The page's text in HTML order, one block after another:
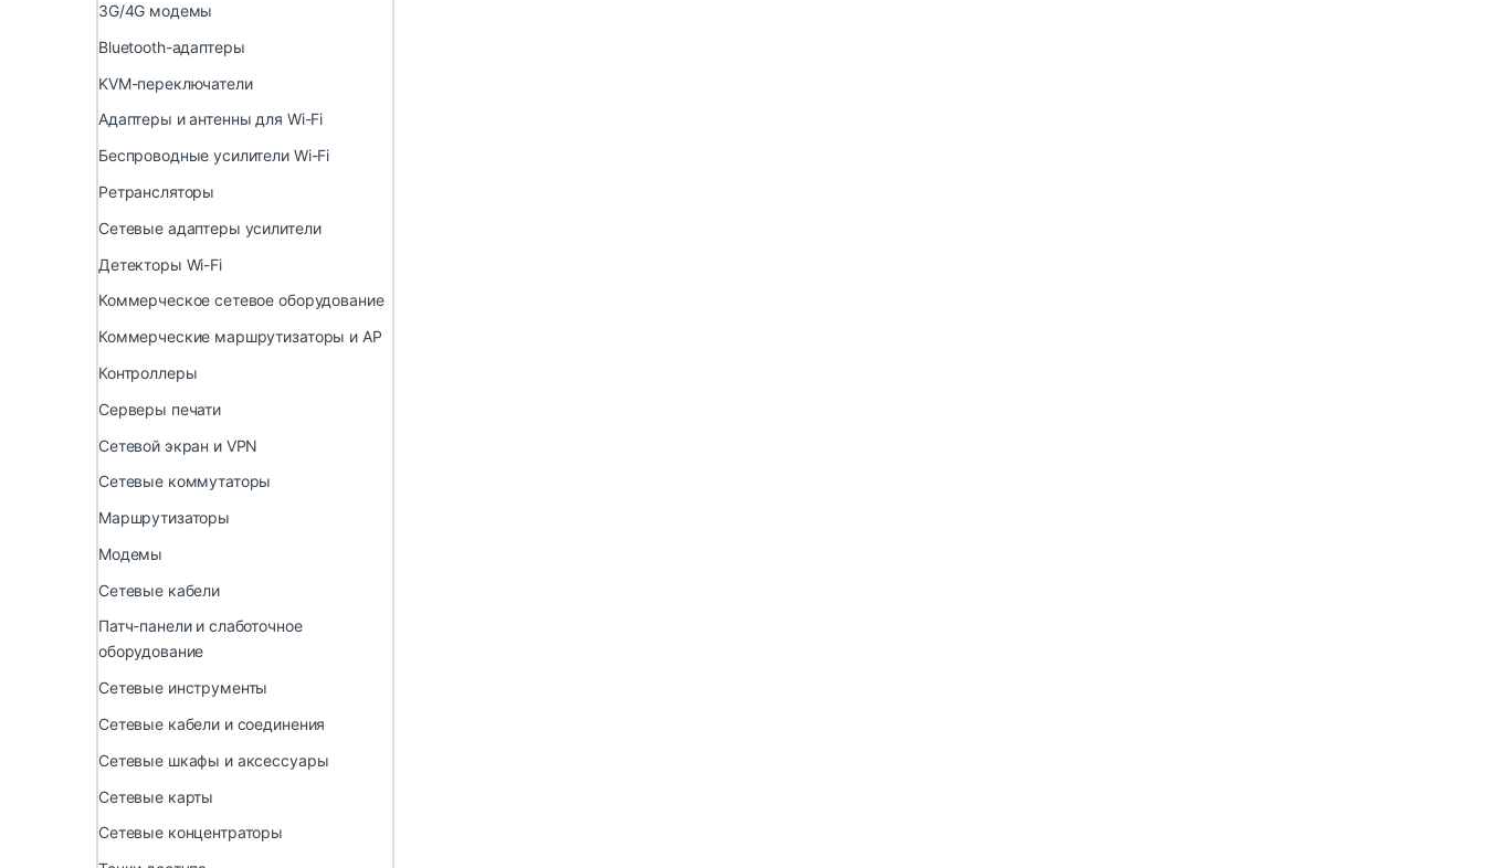
3G/4G модемы
Bluetooth-адаптеры
KVM-переключатели
Адаптеры и антенны для Wi-Fi
Беспроводные усилители Wi-Fi
Ретрансляторы
Сетевые адаптеры усилители
Детекторы Wi-Fi
Коммерческое сетевое оборудование
Коммерческие маршрутизаторы и AP
Контроллеры
Серверы печати
Сетевой экран и VPN
Сетевые коммутаторы
Маршрутизаторы
Модемы
Сетевые кабели
Патч-панели и слаботочное
оборудование
Сетевые инструменты
Сетевые кабели и соединения
Сетевые шкафы и аксессуары
Сетевые карты
Сетевые концентраторы